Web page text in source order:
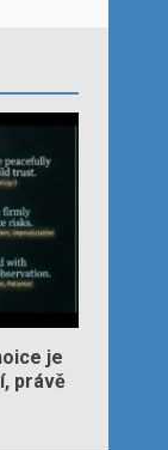
je
právě